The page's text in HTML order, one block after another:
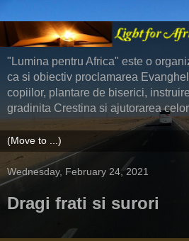
"Lumina pentru Africa" este o
ca si obiectiv proclamarea
copiilor, plantare de biserici,
gradinita Crestina si ajutorarea
Wednesday, February 24, 2021
Dragi frati si surori